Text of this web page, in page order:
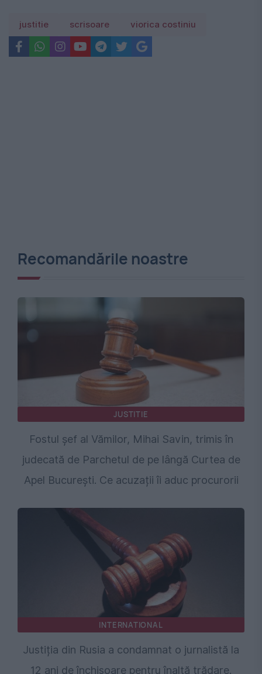
justitie scrisoare viorica costiniu
Recomandările noastre
JUSTITIE
Fostul șef al Vămilor, Mihai Savin, trimis în
judecată de Parchetul de pe lângă Curtea de
Apel București. Ce acuzații îi aduc procurorii
INTERNATIONAL
Justiția din Rusia a condamnat o jurnalistă la
12 ani de închisoare pentru înaltă trădare.